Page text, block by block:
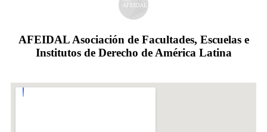
AFEIDAL
AFEIDAL Asociación de Facultades, Escuelas e
Institutos de Derecho de América Latina